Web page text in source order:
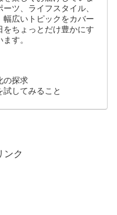
ツ、ライフスタイル、
幅広いトピックをカバー
をちょっとだけ豊かにす
す。
の探求
試してみること
ンク